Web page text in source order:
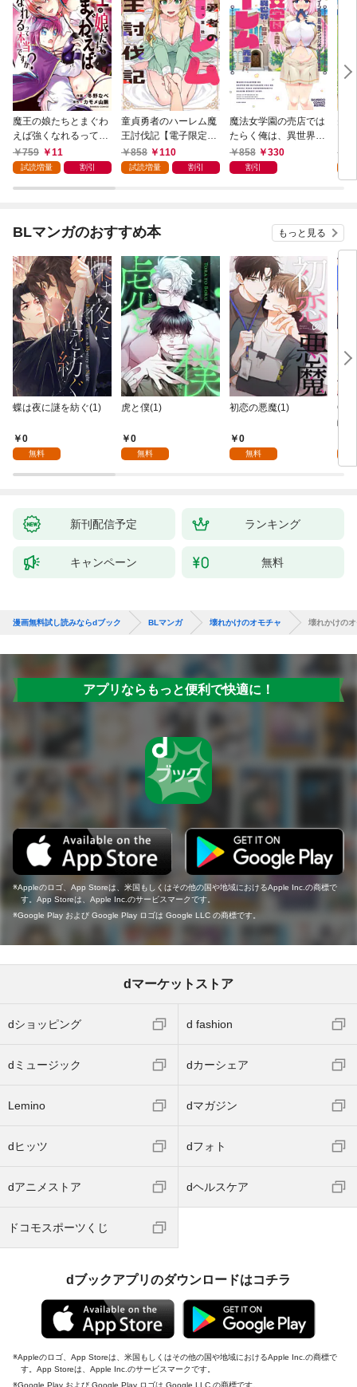
魔王の娘たちとまぐわ
えば強くなれるって本
当ですか？【特典ペー
パー付き】【カラーペ
759 11
試読増量 割引
童貞勇者のハーレム魔
王討伐記【電子限定特
典付き】 (1)
858 110
試読増量 割引
魔法女学園の売店では
たらく俺は、異世界か
ら召喚された『ハーレ
ム先生』です。 (1)
858 330
割引
っ
(1)
BLマンガのおすすめ本 もっと見る
蝶は夜に謎を紡ぐ(1)
0
無料
虎と僕(1)
0
無料
初恋の悪魔(1)
0
無料
齢
新刊配信予定 ランキング
キャンペーン 無料
漫画無料試し読みならdブック BLマンガ 壊れかけのオモチャ 壊れかけの
アプリならもっと便利で快適に！
Appleのロゴ、App Storeは、米国もしくはその他の国や地域におけるApple Inc.の商標で
す。App Storeは、Apple Inc.のサービスマークです。
Google Play および Google Play ロゴは Google LLC の商標です。
dマーケットストア
dショッピング d fashion
dミュージック dカーシェア
Lemino dマガジン
dヒッツ dフォト
dアニメストア dヘルスケア
ドコモスポーツくじ
dブックアプリのダウンロードはコチラ
Appleのロゴ、App Storeは、米国もしくはその他の国や地域におけるApple Inc.の商標で
す。App Storeは、Apple Inc.のサービスマークです。
Google Play および Google Play ロゴは Google LLC の商標です。